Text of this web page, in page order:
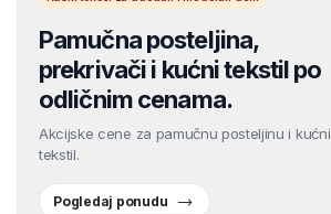
Pamučna posteljina,
prekrivači i kućni tekstil po
odličnim cenama.
Akcijske cene za pamučnu posteljinu i kućni
tekstil.
Pogledaj ponudu